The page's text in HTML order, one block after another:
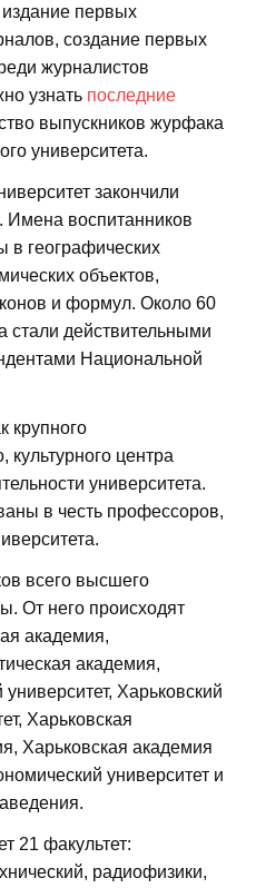
первых
создание первых
журналистов
узнать последние
выпускников журфака
университета.
закончили
Имена воспитанников
в географических
объектов,
и формул. Около 60
стали действительными
Национальной
крупного
центра
университета.
в честь профессоров,
всего высшего
От него происходят
академия,
академия,
Харьковский
Харьковская
Харьковская академия
университет и
21 факультет:
радиофизики,